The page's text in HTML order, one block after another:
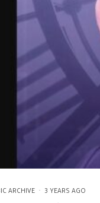
ARCHIVE · 3 YEARS AGO